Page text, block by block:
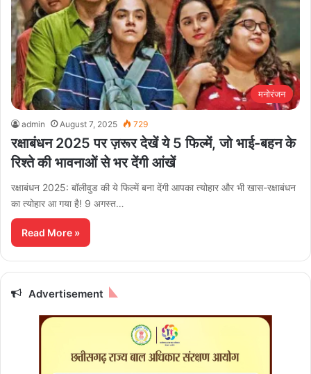
मनोरंजन
admin August 7, 2025 729
रक्षाबंधन 2025 पर ज़रूर देखें ये 5 फिल्में, जो भाई-बहन के
रिश्ते की भावनाओं से भर देंगी आंखें
रक्षाबंधन 2025: बॉलीवुड की ये फिल्में बना देंगी आपका त्योहार और भी खास-रक्षाबंधन
का त्योहार आ गया है! 9 अगस्त…
Read More »
Advertisement